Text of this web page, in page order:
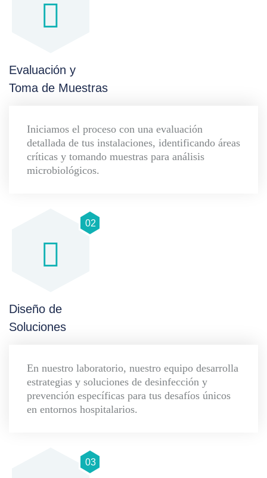
Evaluación y
Toma de Muestras
Iniciamos el proceso con una evaluación
detallada de tus instalaciones, identificando áreas
críticas y tomando muestras para análisis
microbiológicos.
02
Diseño de
Soluciones
En nuestro laboratorio, nuestro equipo desarrolla
estrategias y soluciones de desinfección y
prevención específicas para tus desafíos únicos
en entornos hospitalarios.
03